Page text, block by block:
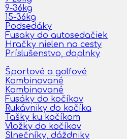
9-36kg
15-36kg
Podsedáky
Fusaky do autosedačiek
Hračky nielen na cesty
Príslušenstvo, doplnky
Športové a golfové
Kombinované
Kombinované
Fusáky do kočíkov
Rukávniky do kočíka
Tašky ku kočíkom
Vložky do kočíkov
Slnečníky, dáždniky